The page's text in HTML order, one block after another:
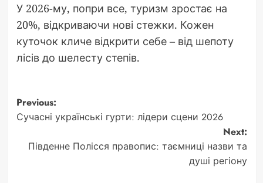
У 2026-му, попри все, туризм зростає на
20%, відкриваючи нові стежки. Кожен
куточок кличе відкрити себе – від шепоту
лісів до шелесту степів.
Post
navigation
Previous:
Сучасні українські гурти: лідери сцени 2026
Next:
Південне Полісся правопис: таємниці назви та
душі регіону